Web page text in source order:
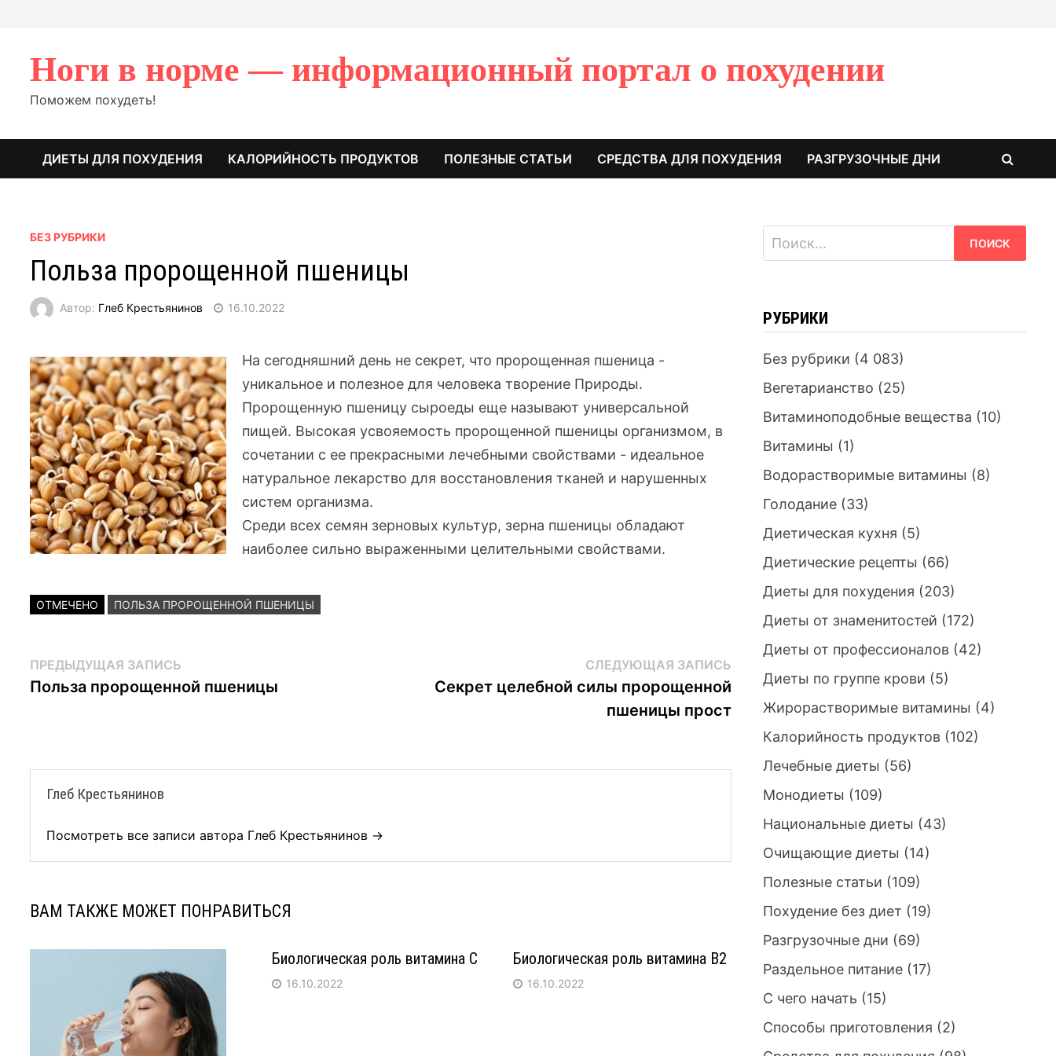
Ноги в норме — информационный портал о похудении
Поможем похудеть!
ДИЕТЫ ДЛЯ ПОХУДЕНИЯ КАЛОРИЙНОСТЬ ПРОДУКТОВ ПОЛЕЗНЫЕ СТАТЬИ СРЕДСТВА ДЛЯ ПОХУДЕНИЯ РАЗГРУЗОЧНЫЕ ДНИ
БЕЗ РУБРИКИ
Польза пророщенной пшеницы
Автор: Глеб Крестьянинов 16.10.2022
На сегодняшний день не секрет, что пророщенная пшеница -
уникальное и полезное для человека творение Природы.
Пророщенную пшеницу сыроеды еще называют универсальной
пищей. Высокая усвояемость пророщенной пшеницы организмом, в
сочетании с ее прекрасными лечебными свойствами - идеальное
натуральное лекарство для восстановления тканей и нарушенных
систем организма.
Среди всех семян зерновых культур, зерна пшеницы обладают
наиболее сильно выраженными целительными свойствами.
ОТМЕЧЕНО ПОЛЬЗА ПРОРОЩЕННОЙ ПШЕНИЦЫ
Навигация
по
ПРЕДЫДУЩАЯ ЗАПИСЬ
запись:
Польза пророщенной пшеницы
СЛЕДУЮЩАЯ ЗАПИСЬСледующая
запись:
Секрет целебной силы пророщенной
пшеницы прост
Глеб Крестьянинов
Посмотреть все записи автора Глеб Крестьянинов →
ВАМ ТАКЖЕ МОЖЕТ ПОНРАВИТЬСЯ
Биологическая роль витамина С
16.10.2022
Биологическая роль витамина B2
16.10.2022
Найти:
РУБРИКИ
Без рубрики (4 083)
Вегетарианство (25)
Витаминоподобные вещества (10)
Витамины (1)
Водорастворимые витамины (8)
Голодание(33)
Диетическая кухня (5)
Диетические рецепты (66)
Диеты для похудения (203)
Диеты от знаменитостей (172)
Диеты от профессионалов(42)
Диеты по группе крови (5)
Жирорастворимые витамины (4)
Калорийность продуктов(102)
Лечебные диеты (56)
Монодиеты (109)
Национальные диеты (43)
Очищающие диеты (14)
Полезные статьи (109)
Похудение без диет (19)
Разгрузочные дни (69)
Раздельное питание(17)
С чего начать (15)
Способы приготовления (2)